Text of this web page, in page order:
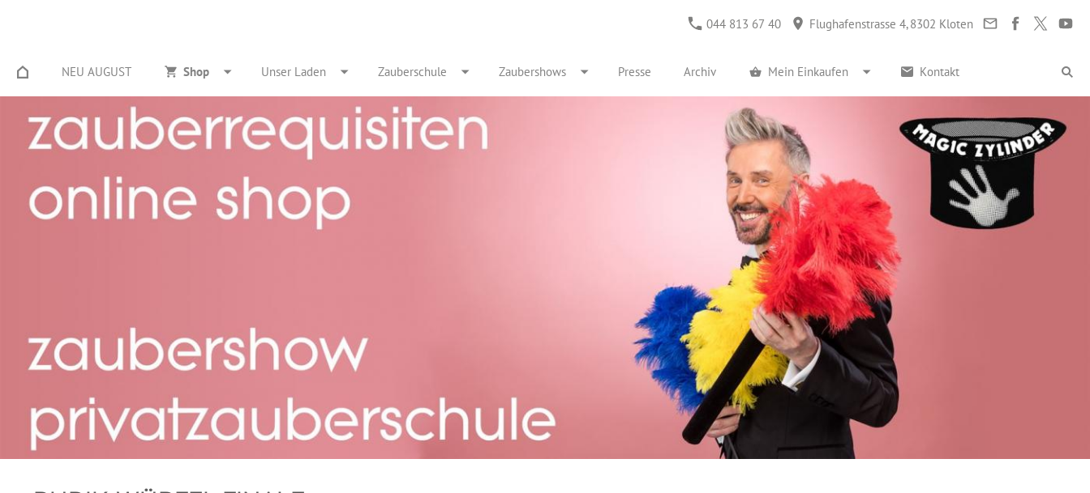
044 813 67 40 Flughafenstrasse 4, 8302 Kloten
NEU AUGUST Shop Unser Laden Zauberschule Zaubershows Presse Archiv Mein Einkaufen Kontakt